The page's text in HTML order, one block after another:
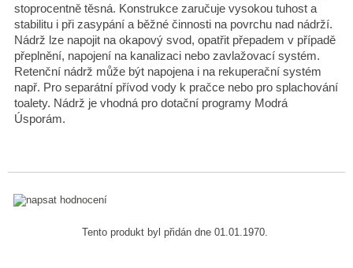
stoprocentně těsná. Konstrukce zaručuje vysokou tuhost a
stabilitu i při zasypání a běžné činnosti na povrchu nad nádrží.
Nádrž lze napojit na okapový svod, opatřit přepadem v případě
přeplnění, napojení na kanalizaci nebo zavlažovací systém.
Retenční nádrž může být napojena i na rekuperační systém
např. Pro separátní přívod vody k pračce nebo pro splachování
toalety. Nádrž je vhodná pro dotační programy Modrá
Úsporám.
Tento produkt byl přidán dne 01.01.1970.